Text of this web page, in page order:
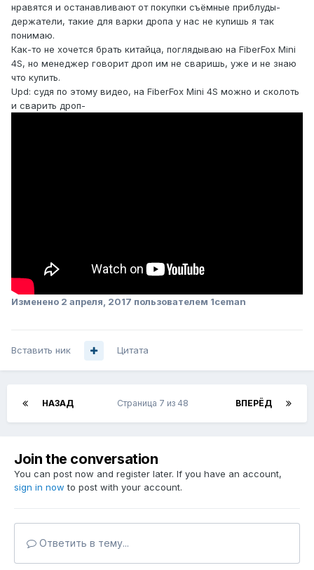
нравятся и останавливают от покупки съёмные приблуды-
держатели, такие для варки дропа у нас не купишь я так
понимаю.
Как-то не хочется брать китайца, поглядываю на FiberFox Mini
4S, но менеджер говорит дроп им не сваришь, уже и не знаю
что купить.
Upd: судя по этому видео, на FiberFox Mini 4S можно и сколоть
и сварить дроп-
Изменено 2 апреля, 2017 пользователем 1ceman
Вставить ник Цитата
НАЗАД ВПЕРЁД
Страница 7 из 48
Join the conversation
You can post now and register later. If you have an account,
sign in now to post with your account.
Ответить в тему...